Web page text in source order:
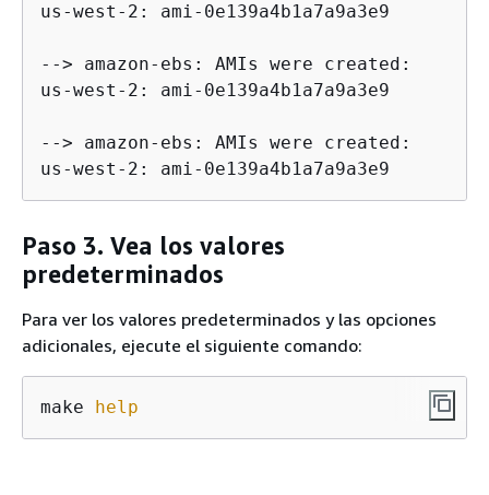
us-west-2: ami-0e139a4b1a7a9a3e9
--> amazon-ebs: AMIs were created:
us-west-2: ami-0e139a4b1a7a9a3e9
--> amazon-ebs: AMIs were created:
us-west-2: ami-0e139a4b1a7a9a3e9
Paso 3. Vea los valores
predeterminados
Para ver los valores predeterminados y las opciones
adicionales, ejecute el siguiente comando:
make help